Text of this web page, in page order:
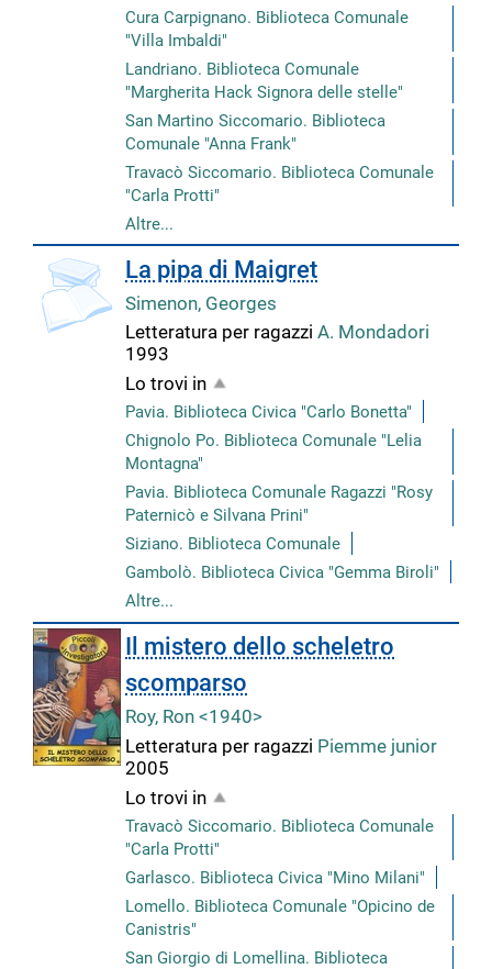
Cura Carpignano. Biblioteca Comunale
"Villa Imbaldi"
Landriano. Biblioteca Comunale
"Margherita Hack Signora delle stelle"
San Martino Siccomario. Biblioteca
Comunale "Anna Frank"
Travacò Siccomario. Biblioteca Comunale
"Carla Protti"
Altre...
La pipa di Maigret
Simenon, Georges
Letteratura per ragazziA. Mondadori
1993
Lo trovi in
Pavia. Biblioteca Civica "Carlo Bonetta"
Chignolo Po. Biblioteca Comunale "Lelia
Montagna"
Pavia. Biblioteca Comunale Ragazzi "Rosy
Paternicò e Silvana Prini"
Siziano. Biblioteca Comunale
Gambolò. Biblioteca Civica "Gemma Biroli"
Altre...
Il mistero dello scheletro
scomparso
Roy, Ron <1940>
Letteratura per ragazzi Piemme junior
2005
Lo trovi in
Travacò Siccomario. Biblioteca Comunale
"Carla Protti"
Garlasco. Biblioteca Civica "Mino Milani"
Lomello. Biblioteca Comunale "Opicino de
Canistris"
San Giorgio di Lomellina. Biblioteca